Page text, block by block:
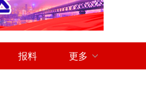
报料 更多